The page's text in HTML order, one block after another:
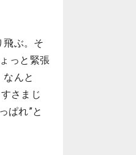
飛ぶ。そ
っと緊張
んと
さまじ
ぱれ”と